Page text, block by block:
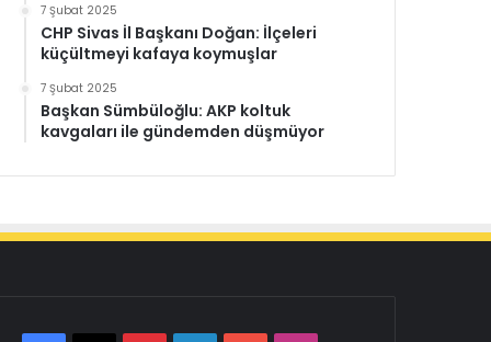
7 Şubat 2025
CHP Sivas İl Başkanı Doğan: İlçeleri
küçültmeyi kafaya koymuşlar
7 Şubat 2025
Başkan Sümbüloğlu: AKP koltuk
kavgaları ile gündemden düşmüyor